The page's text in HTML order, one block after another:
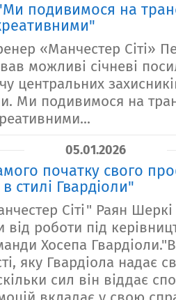
"Ми подивимося на
«Манчестер Сіті»
можливі січневі
центральних
Ми подивимося на
05.01.2026
початку свого
стилі Гвардіоли"
Сіті" Раян
роботи під
Хосепа
яку Гвардіола надає
сил він віддає